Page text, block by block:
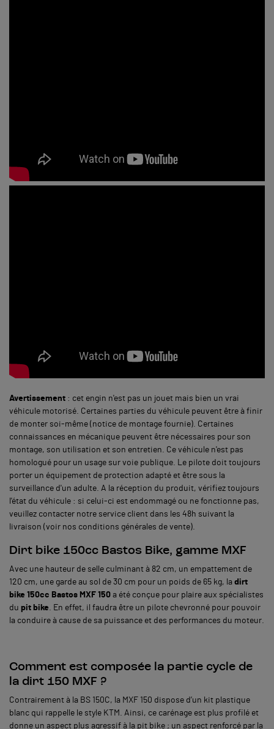
Avertissement : cet engin n'est pas un jouet mais bien un vrai
véhicule motorisé. Certaines parties du véhicule peuvent être à finir
de monter soi-même (notice de montage fournie). Certaines
connaissances en mécanique peuvent être nécessaires pour son
montage, son utilisation et son entretien. Ce véhicule n'est pas
homologué pour un usage sur voie publique. Le pilote doit toujours
porter un équipement de protection adapté et être sous la
surveillance d'un adulte. A la réception du produit, vérifiez toujours
l'état du véhicule : si celui-ci est endommagé ou ne fonctionne pas,
veuillez contacter notre service client dans les 48h suivant la
livraison (voir nos conditions générales de vente).
Dirt bike 150cc Bastos Bike, gamme MXF
Avec une hauteur de selle culminant à 82 cm, un empattement de
120 cm, une garde au sol de 30 cm pour un poids de 65 kg, la dirt
bike 150cc Bastos MXF 150 a été conçue pour plaire aux spécialistes
du pit bike . En effet, il faudra être un pilote chevronné pour pouvoir
la conduire à cause de sa puissance et des performances du moteur.
Comment est composée la partie cycle de
la dirt 150 MXF ?
Contrairement à la BS 150C, la MXF 150 dispose d’un kit plastique
blanc qui rappelle le style KTM. Ainsi, ce carénage est plus profilé et
donne un aspect plus agressif à la pit bike ; un aspect renforcé par la